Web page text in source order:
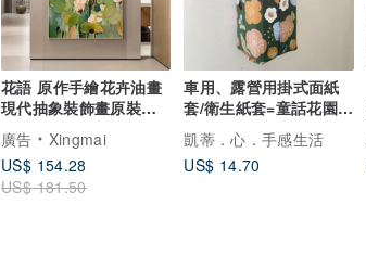
花語 原作手繪花卉油畫
現代抽象裝飾畫原裝客
廳飯廳 掛畫 海報
廣告
Xingmai
US$ 154.28
US$ 181.50
車用、露營用掛式面紙
套/衛生紙套=童話花園
(共4色)
凱蒂．心．手感生活
US$ 14.70